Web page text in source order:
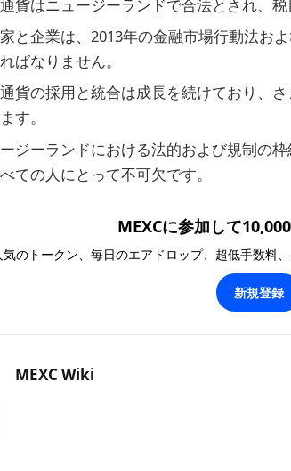
貨はニュージーランドで合法とされ、
と企業は、2013年の金融市場行動法お
ばなりません。
貨の採用と統合は成長を続けており、
す。
ジーランドにおける法的および規制の
ての人にとって不可欠です。
MEXCに参加して
気のトークン、毎日のエアドロップ、超低手数料
新規登録
MEXC Wiki